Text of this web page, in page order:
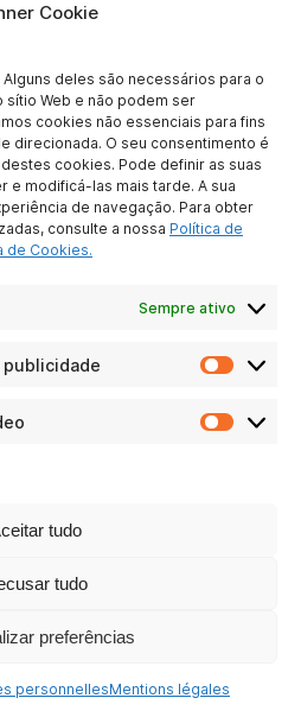
Cookie
deles são necessários para o
sítio Web e não podem ser
cookies não essenciais para fins
direcionada. O seu consentimento é
cookies. Pode definir as suas
e modificá-las mais tarde. A sua
de navegação. Para obter
consulte a nossa Política de
de Cookies.
Sempre ativo
tudo
tudo
preferências
personnellesMentions légales
IP1850
SIP